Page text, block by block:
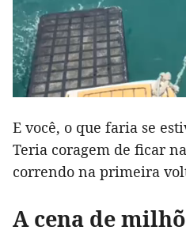
E você, o que faria se
Teria coragem de ficar
correndo na primeira
A cena de